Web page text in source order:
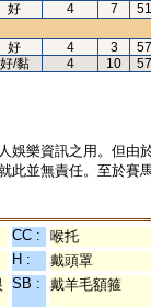
好 4 7
51
好 4 3
57
好/黏 4 10 57
娛樂資訊之用。但
此並無責任。至於賽
CC :
喉托
H :
戴頭罩
SB : 戴羊毛額箍